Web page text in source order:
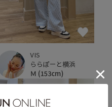
VIS
ららぽーと横浜
Ｍ (153cm)